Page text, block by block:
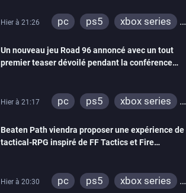
Hier à 21:26 pc ps5
xbox series
xbox one
switch 2
Un nouveau jeu Road 96 annoncé avec un tout
premier teaser dévoilé pendant la conférence
Hier à 21:17 pc ps5
xbox series
xbox one
Beaten Path viendra proposer une expérience de
tactical-RPG inspiré de FF Tactics et Fire
Hier à 20:30 pc ps5
xbox series